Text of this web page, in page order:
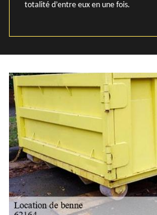
totalité d’entre eux en une fois.